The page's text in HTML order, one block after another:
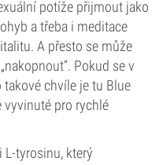
potíže přijmout jako
a třeba i meditace
A přesto se může
Pokud se v
chvíle je tu Blue
vyvinuté pro rychlé
L-tyrosinu, který